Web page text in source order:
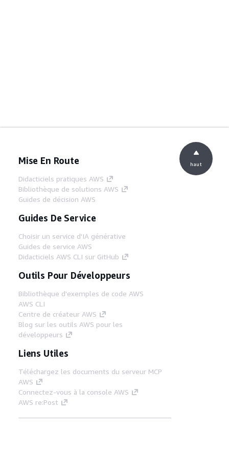
Mise En Route
Didacticiels pratiques AWS
Bibliothèque de solutions AWS
Guides de décision AWS
Guides De Service
Choisir un service d'IA générative
Guides de service AWS
Didacticiels AWS CLI sur GitHub
Outils Pour Développeurs
Bibliothèque d'exemples de code AWS
AWS CLI
Centre de créateur AWS
Blog sur les outils AWS pour les
développeurs
Liens Utiles
Téléchargez les documents du serveur MCP
AWS
Connectez-vous à la console AWS
AWS re:Post
haut